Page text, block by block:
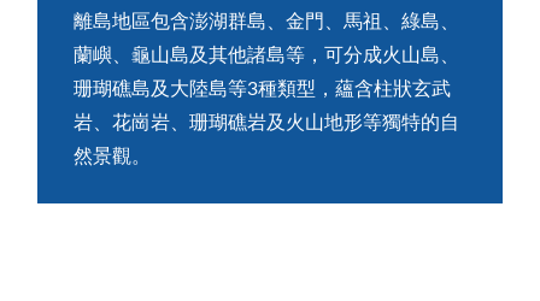
離島地區包含澎湖群島、金門、馬祖、綠島、
蘭嶼、龜山島及其他諸島等，可分成火山島、
珊瑚礁島及大陸島等3種類型，蘊含柱狀玄武
岩、花崗岩、珊瑚礁岩及火山地形等獨特的自
然景觀。